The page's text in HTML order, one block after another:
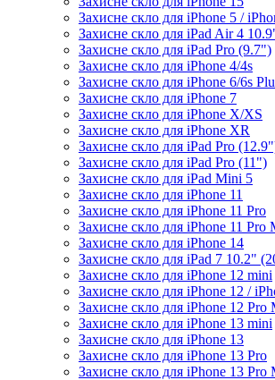
Захисне скло для iPhone 5 /
Захисне скло для iPad Air 4
Захисне скло для iPad Pro (9.7")
Захисне скло для iPhone 4/4s
Захисне скло для iPhone 6/6s
Захисне скло для iPhone 7
Захисне скло для iPhone X/XS
Захисне скло для iPhone XR
Захисне скло для iPad Pro
Захисне скло для iPad Pro (11")
Захисне скло для iPad Mini 5
Захисне скло для iPhone 11
Захисне скло для iPhone 11 Pro
Захисне скло для iPhone 11 Pro
Захисне скло для iPhone 14
Захисне скло для iPad 7 10.2"
Захисне скло для iPhone 12 mini
Захисне скло для iPhone 12 /
Захисне скло для iPhone 12 Pro
Захисне скло для iPhone 13 mini
Захисне скло для iPhone 13
Захисне скло для iPhone 13 Pro
Захисне скло для iPhone 13 Pro